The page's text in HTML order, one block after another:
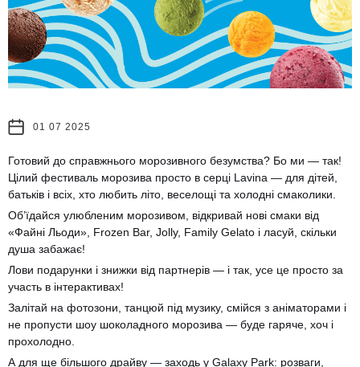
01 07 2025
Готовий до справжнього морозивного безумства? Бо ми — так!
Цілий фестиваль морозива просто в серці Lavina — для дітей,
батьків і всіх, хто любить літо, веселощі та холодні смаколики.
Об’їдайся улюбленим морозивом, відкривай нові смаки від
«Файні Льоди», Frozen Bar, Jolly, Family Gelato і ласуй, скільки
душа забажає!
Лови подарунки і знижки від партнерів — і так, усе це просто за
участь в інтерактивах!
Залітай на фотозони, танцюй під музику, смійся з аніматорами і
не пропусти шоу шоколадного морозива — буде гаряче, хоч і
прохолодно.
А для ще більшого драйву — заходь у Galaxy Park: розваги,